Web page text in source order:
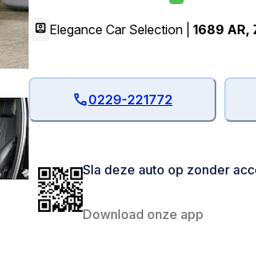
Elegance Car Selection | 1689 AR,
0229-221772
Sla deze auto op zonder
Download onze app